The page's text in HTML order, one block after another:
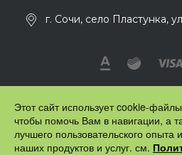
г. Сочи, село Пластунка,
Этот сайт использует cookie-
чтобы помочь Вам в навигации, а
лучшего пользовательского опыта
наших продуктов и услуг. см.